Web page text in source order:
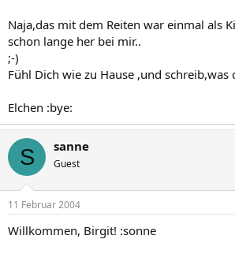
Naja,das mit dem Reiten war einmal als
schon lange her bei mir..
;-)
Fühl Dich wie zu Hause ,und schreib,was
Elchen :bye:
S sanne
Guest
11 Februar 2004
Willkommen, Birgit! :sonne